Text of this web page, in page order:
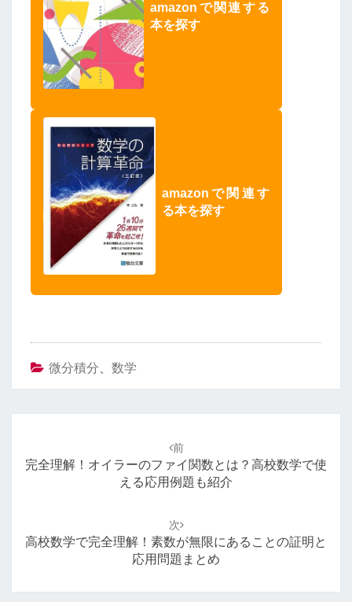
amazonで関連する
本を探す
amazonで関連す
る本を探す
微分積分 数学
ナ
シ
ョ
前
完全理解！オイラーのファイ関数とは？高校数学で使
える応用例題も紹介
次
高校数学で完全理解！素数が無限にあることの証明と
応用問題まとめ